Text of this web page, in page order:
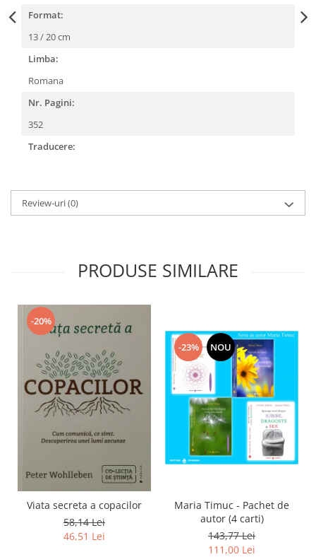
Format:
13 / 20 cm
Limba:
Romana
Nr. Pagini:
352
Traducere:
Review-uri(0)
PRODUSE SIMILARE
-20%
Viata secreta a copacilor
58,14 Lei
46,51 Lei
-23% NOU
Maria Timuc - Pachet de
autor (4 carti)
143,77 Lei
111,00 Lei